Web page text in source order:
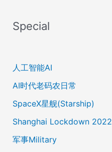
Special
人工智能AI
AI时代老码农日常
SpaceX星舰(Starship)
Shanghai Lockdown 2022
军事Military